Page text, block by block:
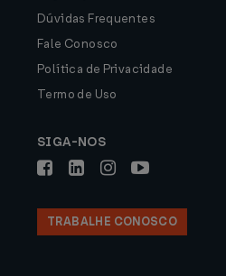
Dúvidas Frequentes
Fale Conosco
Política de Privacidade
Termo de Uso
SIGA-NOS
TRABALHE CONOSCO